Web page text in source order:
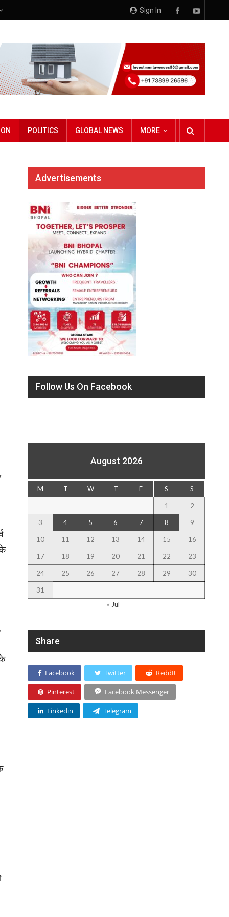
Sign In
POLITICS GLOBAL NEWS MORE
Advertisements
Follow Us On Facebook
August 2026
M T W T F S S
1 2
3 4 5 6 7 8 9
10 11 12 13 14 15 16
17 18 19 20 21 22 23
24 25 26 27 28 29 30
31
« Jul
Share
Facebook Twitter ReddIt
Pinterest Facebook Messenger
Linkedin Telegram